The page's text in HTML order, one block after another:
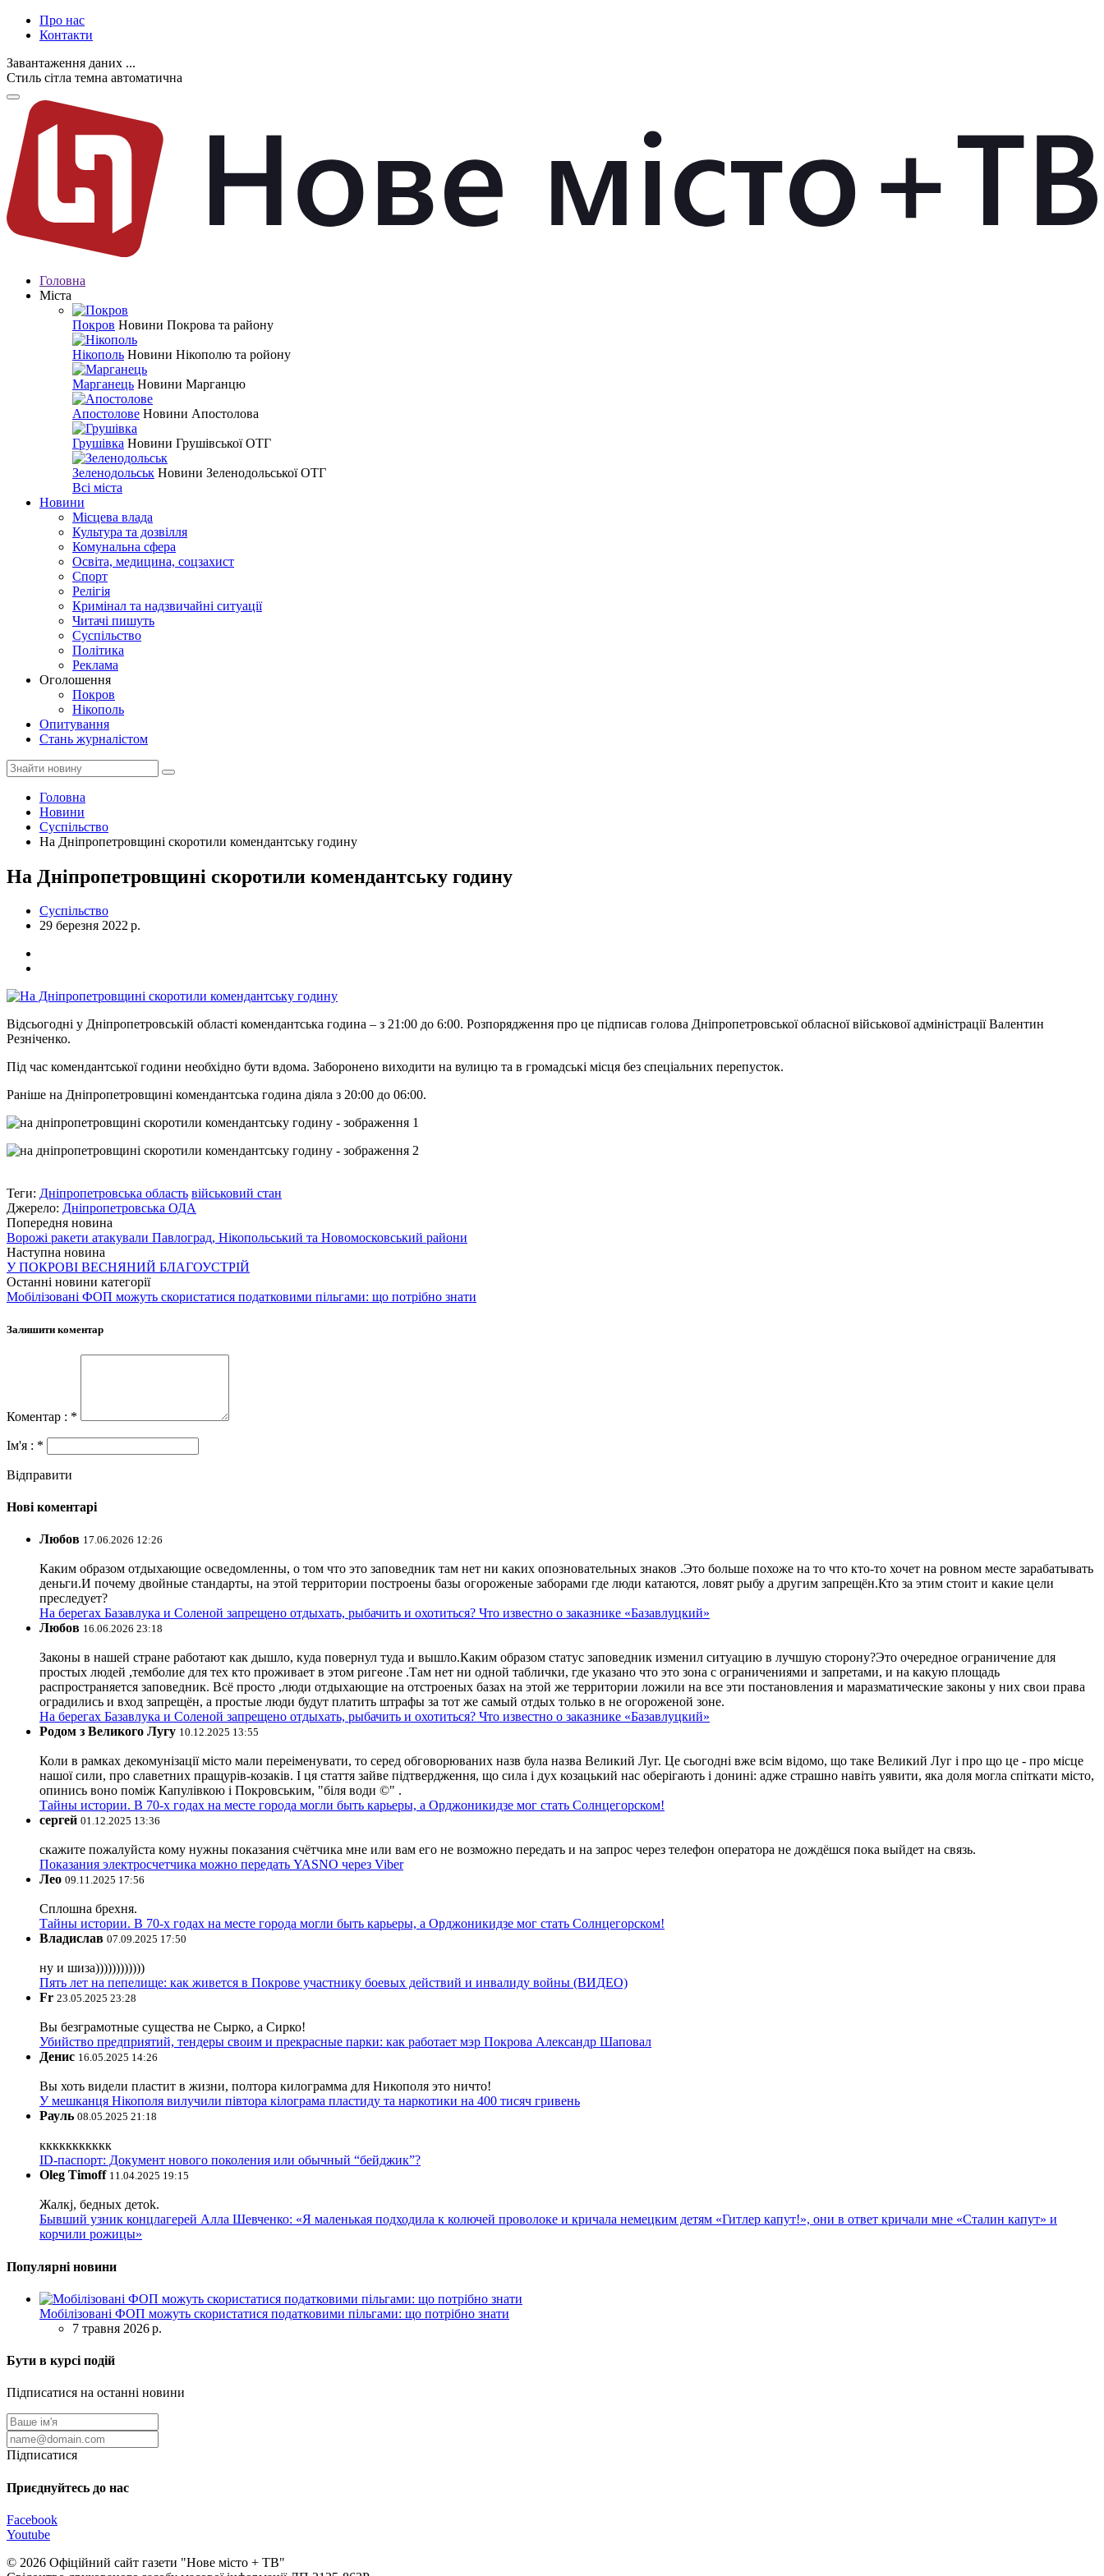
Про нас
Контакти
Завантаження даних ...
Стиль сітла темна автоматична
Головна
Міста
Покров Новини Покрова та району
Нікополь Новини Нікополю та ройону
Марганець Новини Марганцю
Апостолове Новини Апостолова
Грушівка Новини Грушівської ОТГ
Зеленодольськ Новини Зеленодольської ОТГ
Всі міста
Новини
Місцева влада
Культура та дозвілля
Комунальна сфера
Освіта, медицина, соцзахист
Спорт
Релігія
Кримінал та надзвичайні ситуації
Читачі пишуть
Суспільство
Політика
Реклама
Оголошення
Покров
Нікополь
Опитування
Стань журналістом
Головна
Новини
Суспільство
На Дніпропетровщині скоротили комендантську годину
На Дніпропетровщині скоротили комендантську годину
Суспільство
29 березня 2022 р.
Відсьогодні у Дніпропетровській області комендантська година – з 21:00 до 6:00. Розпорядження про це підписав голова Дніпропетровської обласної військової адміністрації Валентин
Резніченко.
Під час комендантської години необхідно бути вдома. Заборонено виходити на вулицю та в громадські місця без спеціальних перепусток.
Раніше на Дніпропетровщині комендантська година діяла з 20:00 до 06:00.
Теги: Дніпропетровська область військовий стан
Джерело: Дніпропетровська ОДА
Попередня новина
Ворожі ракети атакували Павлоград, Нікопольський та Новомосковський райони
Наступна новина
У ПОКРОВІ ВЕСНЯНИЙ БЛАГОУСТРІЙ
Останні новини категорії
Мобілізовані ФОП можуть скористатися податковими пільгами: що потрібно знати
Залишити коментар
Коментар : *
Ім'я : *
Відправити
Нові коментарі
Любов 17.06.2026 12:26
Каким образом отдыхающие осведомленны, о том что это заповедник там нет ни каких опозновательных знаков .Это больше похоже на то что кто-то хочет на ровном месте зарабатывать
деньги.И почему двойные стандарты, на этой территории построены базы огороженые заборами где люди катаются, ловят рыбу а другим запрещён.Кто за этим стоит и какие цели
преследует?
На берегах Базавлука и Соленой запрещено отдыхать, рыбачить и охотиться? Что известно о заказнике «Базавлуцкий»
Любов 16.06.2026 23:18
Законы в нашей стране работают как дышло, куда повернул туда и вышло.Каким образом статус заповедник изменил ситуацию в лучшую сторону?Это очередное ограничение для
простых людей ,темболие для тех кто проживает в этом ригеоне .Там нет ни одной таблички, где указано что это зона с ограничениями и запретами, и на какую площадь
распространяется заповедник. Всё просто ,люди отдыхающие на отстроеных базах на этой же территории ложили на все эти постановления и маразматические законы у них свои права
оградились и вход запрещён, а простые люди будут платить штрафы за тот же самый отдых только в не огороженой зоне.
На берегах Базавлука и Соленой запрещено отдыхать, рыбачить и охотиться? Что известно о заказнике «Базавлуцкий»
Родом з Великого Лугу 10.12.2025 13:55
Коли в рамках декомунізації місто мали переіменувати, то серед обговорюваних назв була назва Великий Луг. Це сьогодні вже всім відомо, що таке Великий Луг і про що це - про місце
нашої сили, про славетних пращурів-козаків. І ця стаття зайве підтвердження, що сила і дух козацький нас оберігають і донині: адже страшно навіть уявити, яка доля могла спіткати місто,
опинись воно поміж Капулівкою і Покровським, "біля води ©" .
Тайны истории. В 70-х годах на месте города могли быть карьеры, а Орджоникидзе мог стать Солнцегорском!
сергей 01.12.2025 13:36
скажите пожалуйста кому нужны показания счётчика мне или вам его не возможно передать и на запрос через телефон оператора не дождёшся пока выйдет на связь.
Показания электросчетчика можно передать YASNO через Viber
Лео 09.11.2025 17:56
Сплошна брехня.
Тайны истории. В 70-х годах на месте города могли быть карьеры, а Орджоникидзе мог стать Солнцегорском!
Владислав 07.09.2025 17:50
ну и шиза))))))))))))
Пять лет на пепелище: как живется в Покрове участнику боевых действий и инвалиду войны (ВИДЕО)
Fr 23.05.2025 23:28
Вы безграмотные существа не Сырко, а Сирко!
Убийство предприятий, тендеры своим и прекрасные парки: как работает мэр Покрова Александр Шаповал
Денис 16.05.2025 14:26
Вы хоть видели пластит в жизни, полтора килограмма для Никополя это ничто!
У мешканця Нікополя вилучили півтора кілограма пластиду та наркотики на 400 тисяч гривень
Рауль 08.05.2025 21:18
ккккккккккк
ID-паспорт: Документ нового поколения или обычный “бейджик”?
Oleg Timoff 11.04.2025 19:15
Жалкj, бедных детok.
Бывший узник концлагерей Алла Шевченко: «Я маленькая подходила к колючей проволоке и кричала немецким детям «Гитлер капут!», они в ответ кричали мне «Сталин капут» и
корчили рожицы»
Популярні новини
Мобілізовані ФОП можуть скористатися податковими пільгами: що потрібно знати
7 травня 2026 р.
Бути в курсі подій
Підписатися на останні новини
Підписатися
Приєднуйтесь до нас
Facebook
Youtube
© 2026 Офіційний сайт газети "Нове мiсто + ТВ"